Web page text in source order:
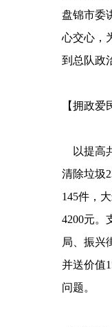
盘锦市委
心交心，
到总队政
【拥政爱
以提高
清除垃圾
145件，
4200元。
局、振兴
并送价值
问题。